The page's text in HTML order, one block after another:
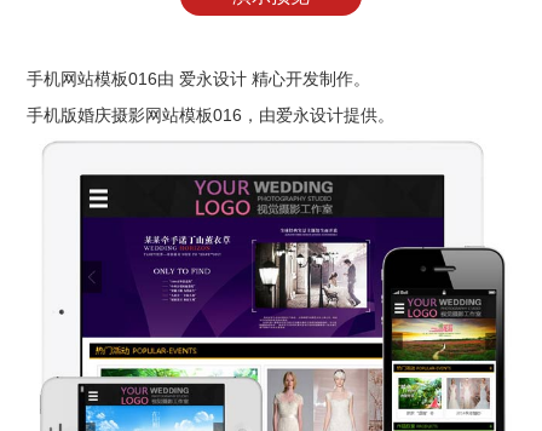
手机网站模板016由 爱永设计 精心开发制作。
手机版婚庆摄影网站模板016 ，由爱永设计提供。